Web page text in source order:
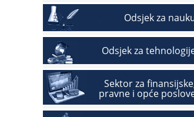
Odsjek za
Odsjek za
Sektor za
pravne i opće